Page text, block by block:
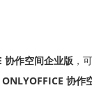
作空间企业版 ，
协作